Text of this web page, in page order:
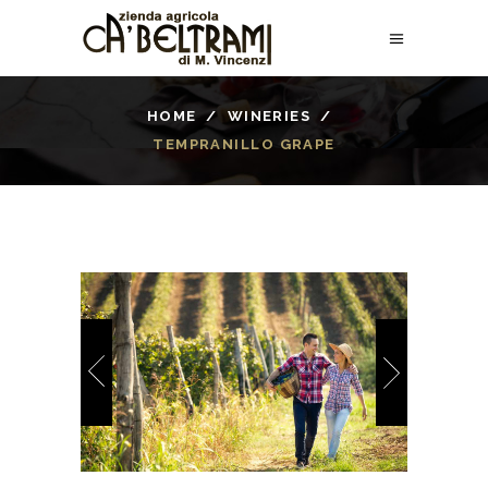
HOME / WINERIES /
TEMPRANILLO GRAPE